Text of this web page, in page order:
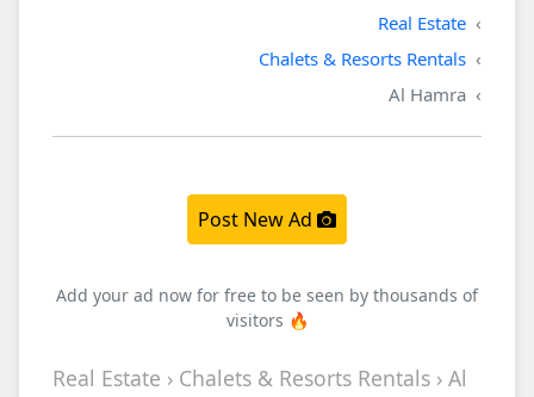
Real Estate
Chalets & Resorts Rentals
Al Hamra
Add your ad now for free to be seen by thousands of
visitors 🔥
Real Estate › Chalets & Resorts Rentals › Al